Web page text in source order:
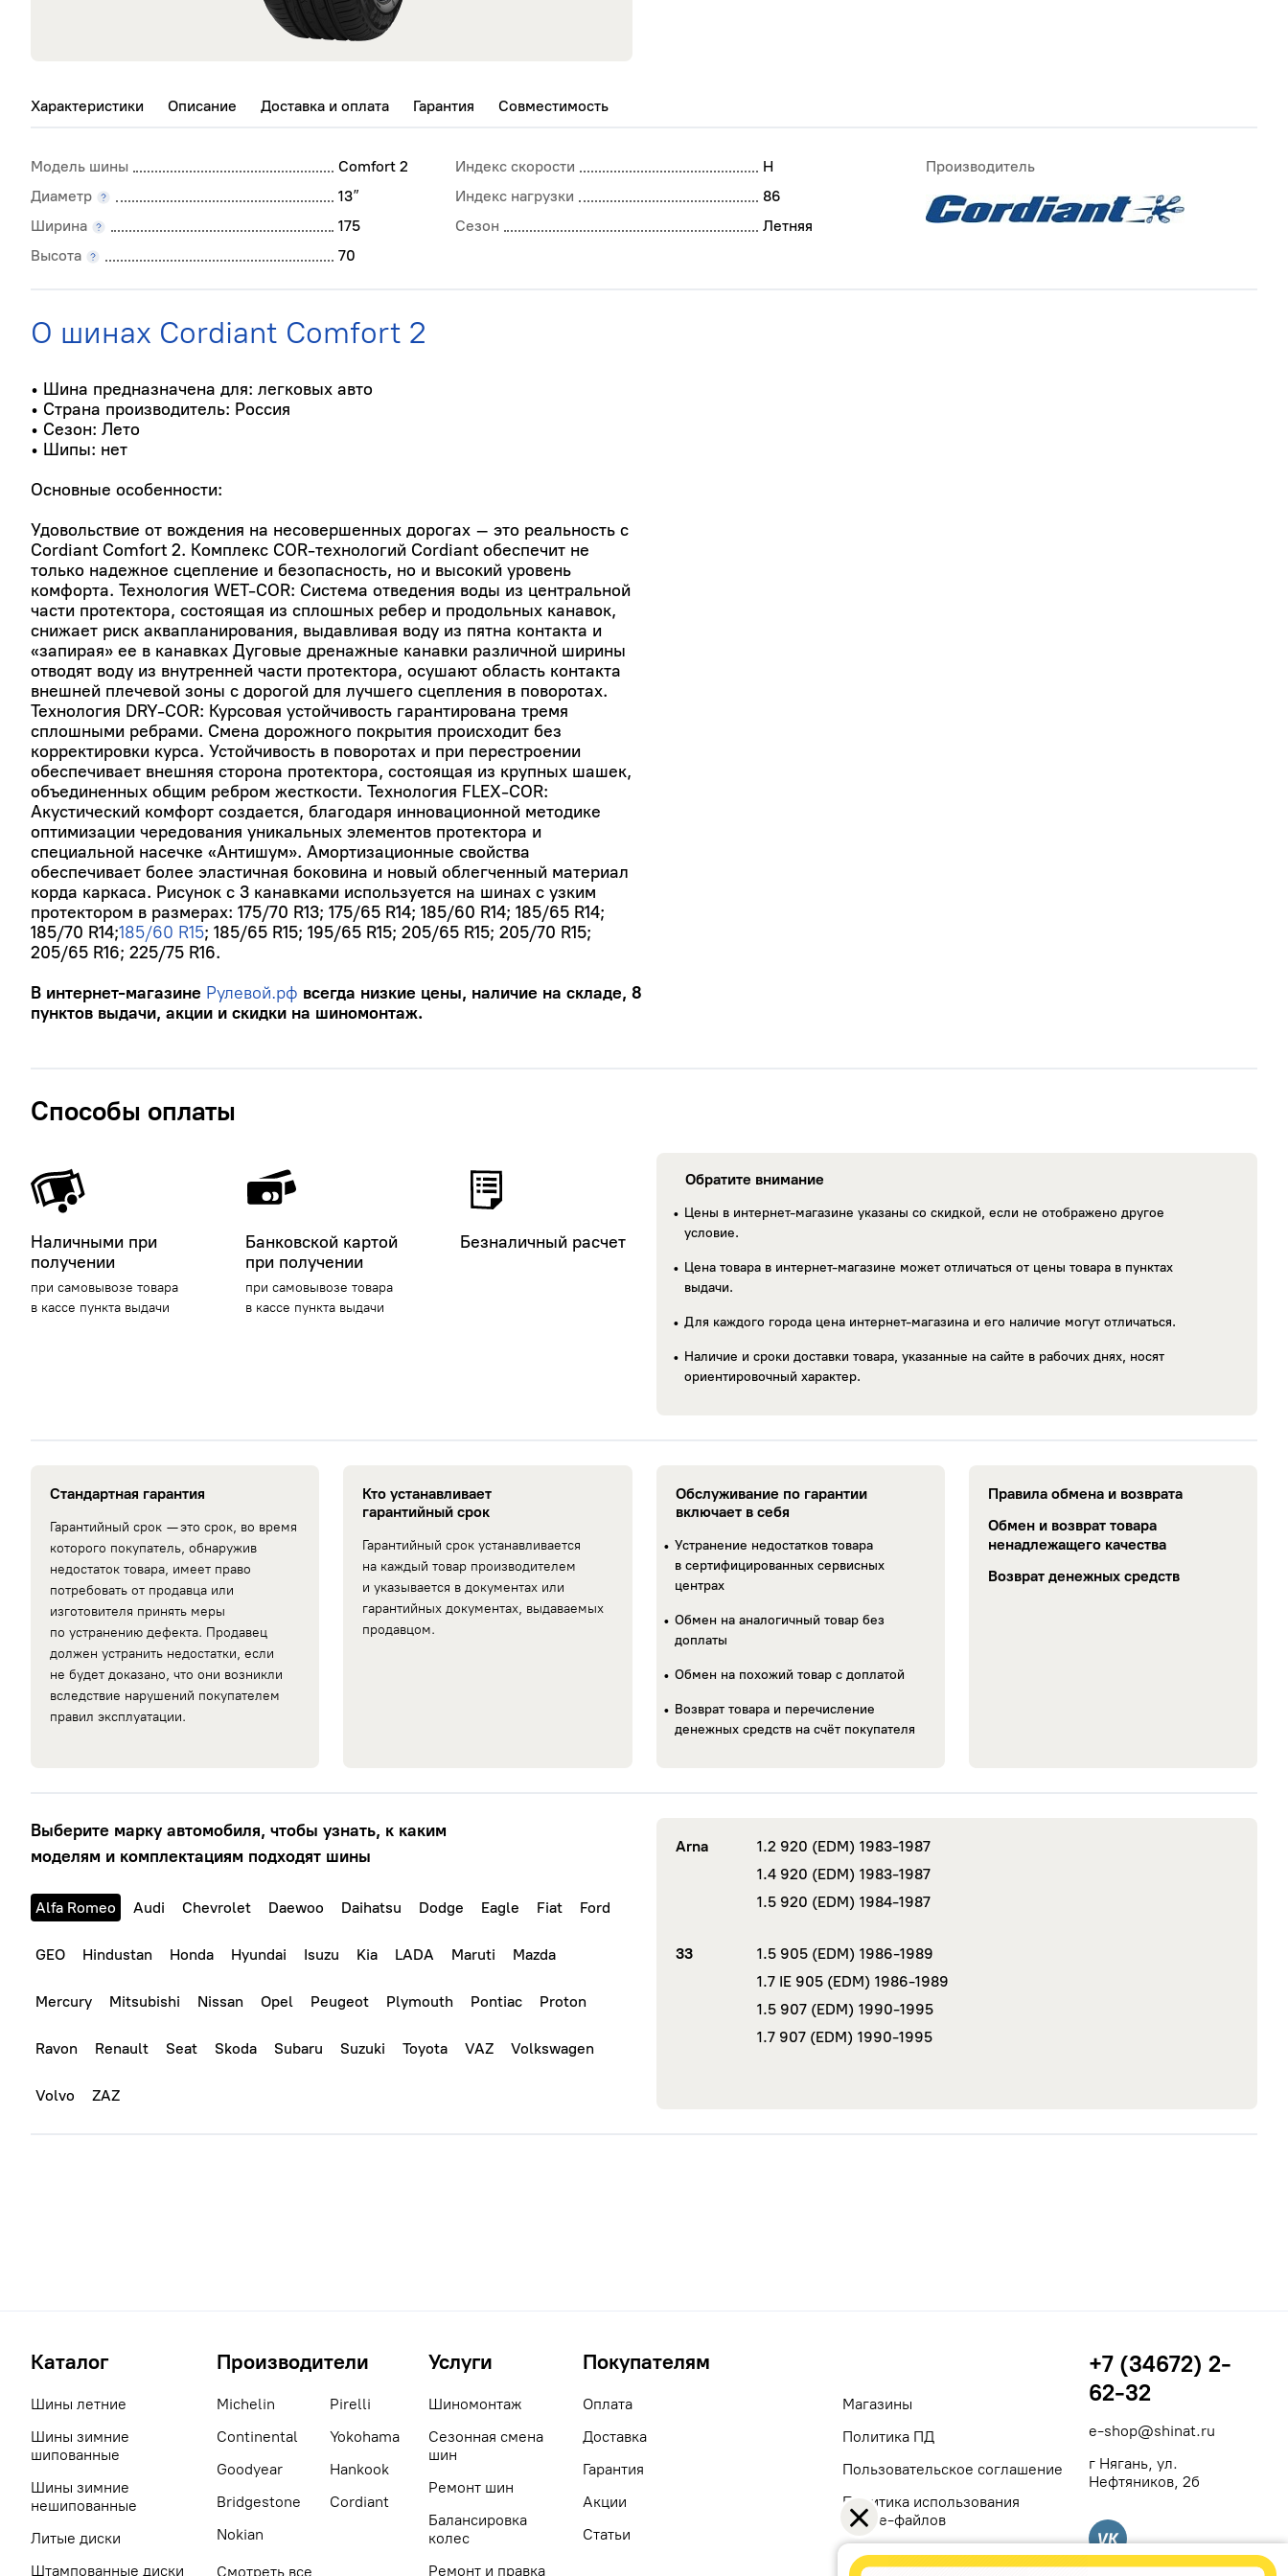
245/40 R18
265/60 R18
(Ikon Tyres)
Nordman IKON TIRES
Nordman
Характеристики Описание Доставка и оплата Гарантия Совместимость
Модель шины
Comfort 2
Диаметр
13″
Ширина
175
Высота
70
Индекс скорости
H
Индекс нагрузки
86
Сезон
Летняя
Производитель
О шинах Cordiant Comfort 2
• Шина предназначена для: легковых авто
• Страна производитель: Россия
• Сезон: Лето
• Шипы: нет
Основные особенности:
Удовольствие от вождения на несовершенных дорогах – это реальность с
Cordiant Comfort 2. Комплекс COR-технологий Cordiant обеспечит не
только надежное сцепление и безопасность, но и высокий уровень
комфорта. Технология WET-COR: Система отведения воды из центральной
части протектора, состоящая из сплошных ребер и продольных канавок,
снижает риск аквапланирования, выдавливая воду из пятна контакта и
«запирая» ее в канавках Дуговые дренажные канавки различной ширины
отводят воду из внутренней части протектора, осушают область контакта
внешней плечевой зоны с дорогой для лучшего сцепления в поворотах.
Технология DRY-COR: Курсовая устойчивость гарантирована тремя
сплошными ребрами. Смена дорожного покрытия происходит без
корректировки курса. Устойчивость в поворотах и при перестроении
обеспечивает внешняя сторона протектора, состоящая из крупных шашек,
объединенных общим ребром жесткости. Технология FLEX-COR:
Акустический комфорт создается, благодаря инновационной методике
оптимизации чередования уникальных элементов протектора и
специальной насечке «Антишум». Амортизационные свойства
обеспечивает более эластичная боковина и новый облегченный материал
корда каркаса. Рисунок с 3 канавками используется на шинах с узким
протектором в размерах: 175/70 R13; 175/65 R14; 185/60 R14; 185/65 R14;
185/70 R14;185/60 R15; 185/65 R15; 195/65 R15; 205/65 R15; 205/70 R15;
205/65 R16; 225/75 R16.
В интернет-магазине Рулевой.рф всегда низкие цены, наличие на складе, 8
пунктов выдачи, акции и скидки на шиномонтаж.
Способы оплаты
Наличными при
получении
при самовывозе товара
в кассе пункта выдачи
Банковской картой
при получении
при самовывозе товара
в кассе пункта выдачи
Безналичный расчет
Обратите внимание
Цены в интернет-магазине указаны со скидкой, если не отображено другое
условие.
Цена товара в интернет-магазине может отличаться от цены товара в пунктах
выдачи.
Для каждого города цена интернет-магазина и его наличие могут отличаться.
Наличие и сроки доставки товара, указанные на сайте в рабочих днях, носят
ориентировочный характер.
Стандартная гарантия
Гарантийный срок — это срок, во время
которого покупатель, обнаружив
недостаток товара, имеет право
потребовать от продавца или
изготовителя принять меры
по устранению дефекта. Продавец
должен устранить недостатки, если
не будет доказано, что они возникли
вследствие нарушений покупателем
правил эксплуатации.
Кто устанавливает
гарантийный срок
Гарантийный срок устанавливается
на каждый товар производителем
и указывается в документах или
гарантийных документах, выдаваемых
продавцом.
Обслуживание по гарантии
включает в себя
Устранение недостатков товара
в сертифицированных сервисных
центрах
Обмен на аналогичный товар без
доплаты
Обмен на похожий товар с доплатой
Возврат товара и перечисление
денежных средств на счёт покупателя
Правила обмена и возврата
Обмен и возврат товара
ненадлежащего качества
Возврат денежных средств
Выберите марку автомобиля, чтобы узнать, к каким
моделям и комплектациям подходят шины
Alfa Romeo Audi Chevrolet Daewoo Daihatsu Dodge Eagle Fiat Ford
GEO Hindustan Honda Hyundai Isuzu Kia LADA Maruti Mazda
Mercury Mitsubishi Nissan Opel Peugeot Plymouth Pontiac Proton
Ravon Renault Seat Skoda Subaru Suzuki Toyota VAZ Volkswagen
Volvo ZAZ
Arna 1.2 920 (EDM) 1983-1987
1.4 920 (EDM) 1983-1987
1.5 920 (EDM) 1984-1987
33 1.5 905 (EDM) 1986-1989
1.7 IE 905 (EDM) 1986-1989
1.5 907 (EDM) 1990-1995
1.7 907 (EDM) 1990-1995
Каталог
Шины летние
Шины зимние
шипованные
Шины зимние
нешипованные
Литые диски
Штампованные диски
Производители
Michelin
Continental
Goodyear
Bridgestone
Nokian
Pirelli
Yokohama
Hankook
Cordiant
Смотреть все
Услуги
Шиномонтаж
Сезонная смена
шин
Ремонт шин
Балансировка
колес
Ремонт и правка
Покупателям
Оплата
Доставка
Гарантия
Акции
Статьи
Магазины
Политика ПД
Пользовательское соглашение
Политика использования
cookie-файлов
+7 (34672) 2-
62-32
e-shop@shinat.ru
г Нягань, ул.
Нефтяников, 2б
Вконтакте